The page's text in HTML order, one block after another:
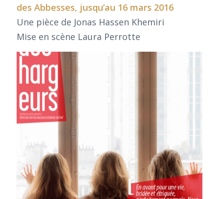
des Abbesses, jusqu’au 16 mars 2016
Une pièce de Jonas Hassen Khemiri
Mise en scène Laura Perrotte